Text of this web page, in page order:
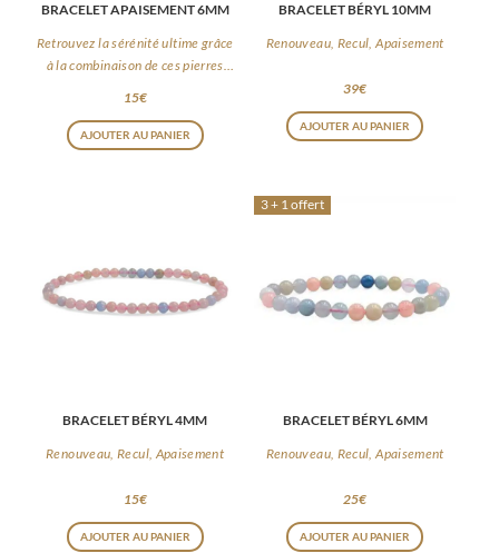
BRACELET APAISEMENT 6MM
Retrouvez la sérénité ultime grâce
à la combinaison de ces pierres
15€
AJOUTER AU PANIER
BRACELET BÉRYL 10MM
Renouveau, Recul, Apaisement
39€
AJOUTER AU PANIER
BRACELET BÉRYL 4MM
Renouveau, Recul, Apaisement
15€
AJOUTER AU PANIER
3 + 1 offert
BRACELET BÉRYL 6MM
Renouveau, Recul, Apaisement
25€
AJOUTER AU PANIER